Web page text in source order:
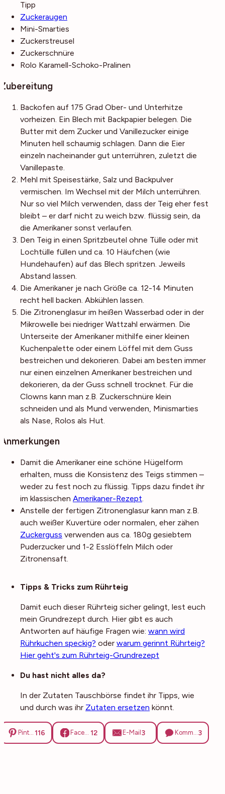
Tipp
Zuckeraugen
Mini-Smarties
Zuckerstreusel
Zuckerschnüre
Rolo Karamell-Schoko-Pralinen
Zubereitung
Backofen auf 175 Grad Ober- und Unterhitze
vorheizen. Ein Blech mit Backpapier belegen. Die
Butter mit dem Zucker und Vanillezucker einige
Minuten hell schaumig schlagen. Dann die Eier
einzeln nacheinander gut unterrühren, zuletzt die
Vanillepaste.
Mehl mit Speisestärke, Salz und Backpulver
vermischen. Im Wechsel mit der Milch unterrühren.
Nur so viel Milch verwenden, dass der Teig eher fest
bleibt – er darf nicht zu weich bzw. flüssig sein, da
die Amerikaner sonst verlaufen.
Den Teig in einen Spritzbeutel ohne Tülle oder mit
Lochtülle füllen und ca. 10 Häufchen (wie
Hundehaufen) auf das Blech spritzen. Jeweils
Abstand lassen.
Die Amerikaner je nach Größe ca. 12-14 Minuten
recht hell backen. Abkühlen lassen.
Die Zitronenglasur im heißen Wasserbad oder in der
Mikrowelle bei niedriger Wattzahl erwärmen. Die
Unterseite der Amerikaner mithilfe einer kleinen
Kuchenpalette oder einem Löffel mit dem Guss
bestreichen und dekorieren. Dabei am besten immer
nur einen einzelnen Amerikaner bestreichen und
dekorieren, da der Guss schnell trocknet. Für die
Clowns kann man z.B. Zuckerschnüre klein
schneiden und als Mund verwenden, Minismarties
als Nase, Rolos als Hut.
Anmerkungen
Damit die Amerikaner eine schöne Hügelform
erhalten, muss die Konsistenz des Teigs stimmen –
weder zu fest noch zu flüssig. Tipps dazu findet ihr
im klassischen Amerikaner-Rezept.
Anstelle der fertigen Zitronenglasur kann man z.B.
auch weißer Kuvertüre oder normalen, eher zähen
Zuckerguss verwenden aus ca. 180g gesiebtem
Puderzucker und 1-2 Esslöffeln Milch oder
Zitronensaft.
Tipps & Tricks zum Rührteig
Damit euch dieser Rührteig sicher gelingt, lest euch
mein Grundrezept durch. Hier gibt es auch
Antworten auf häufige Fragen wie: wann wird
Rührkuchen speckig? oder warum gerinnt Rührteig?
Hier geht's zum Rührteig-Grundrezept
Du hast nicht alles da?
In der Zutaten Tauschbörse findet ihr Tipps, wie
und durch was ihr Zutaten ersetzen könnt.
Pinterest 116 Facebook 12 E-Mail 3 Kommentare3